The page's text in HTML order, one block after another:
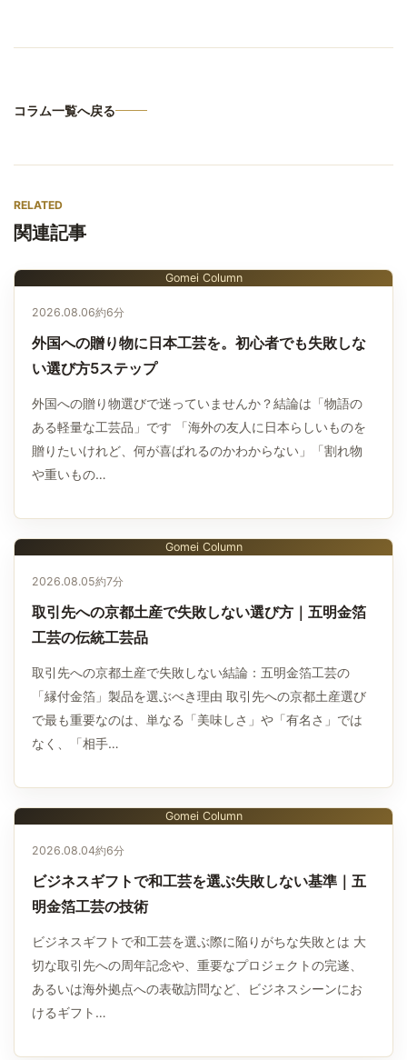
コラム一覧へ戻る
RELATED
関連記事
Gomei Column
2026.08.06約6分
外国への贈り物に日本工芸を。初心者でも失敗しな
い選び方5ステップ
外国への贈り物選びで迷っていませんか？結論は「物語の
ある軽量な工芸品」です 「海外の友人に日本らしいものを
贈りたいけれど、何が喜ばれるのかわからない」「割れ物
や重いもの…
Gomei Column
2026.08.05約7分
取引先への京都土産で失敗しない選び方｜五明金箔
工芸の伝統工芸品
取引先への京都土産で失敗しない結論：五明金箔工芸の
「縁付金箔」製品を選ぶべき理由 取引先への京都土産選び
で最も重要なのは、単なる「美味しさ」や「有名さ」では
なく、「相手…
Gomei Column
2026.08.04約6分
ビジネスギフトで和工芸を選ぶ失敗しない基準｜五
明金箔工芸の技術
ビジネスギフトで和工芸を選ぶ際に陥りがちな失敗とは 大
切な取引先への周年記念や、重要なプロジェクトの完遂、
あるいは海外拠点への表敬訪問など、ビジネスシーンにお
けるギフト…